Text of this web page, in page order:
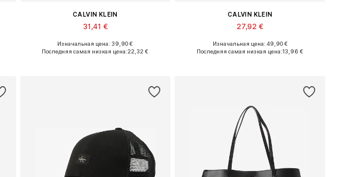
CALVIN KLEIN
31,41 €
Доступные размеры: XS, S, M, L, XL, XXL
Изначальная цена: 39,90 €
Последняя самая низкая цена:22,32 €
CALVIN KLEIN
27,92 €
Доступные размеры: 55-60
Изначальная цена: 49,90 €
Последняя самая низкая цена:13,96 €